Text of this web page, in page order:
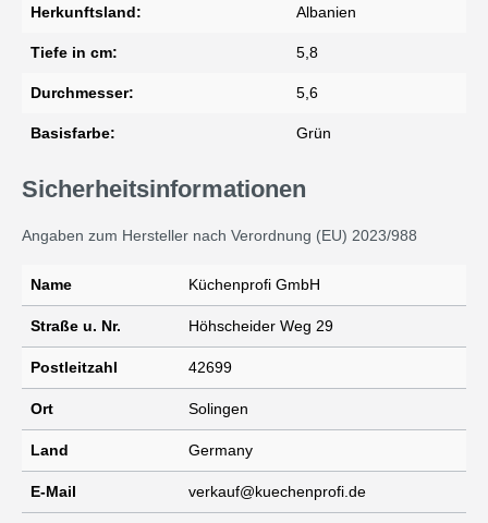
Herkunftsland: Albanien
Tiefe in cm: 5,8
Durchmesser: 5,6
Basisfarbe: Grün
Sicherheitsinformationen
Angaben zum Hersteller nach Verordnung (EU) 2023/988
Name Küchenprofi GmbH
Straße u. Nr. Höhscheider Weg 29
Postleitzahl 42699
Ort Solingen
Land Germany
E-Mail verkauf@kuechenprofi.de